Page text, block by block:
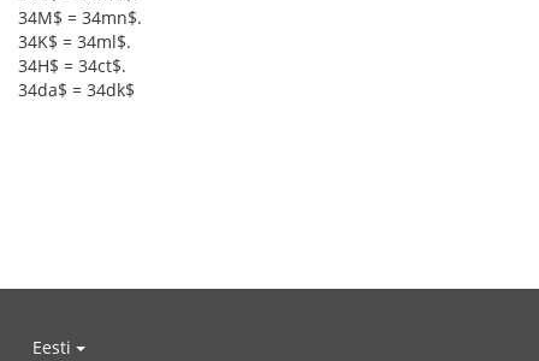
34M$ = 34mn$.
34K$ = 34ml$.
34H$ = 34ct$.
34da$ = 34dk$
Eesti